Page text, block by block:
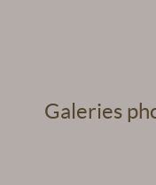
Galeries